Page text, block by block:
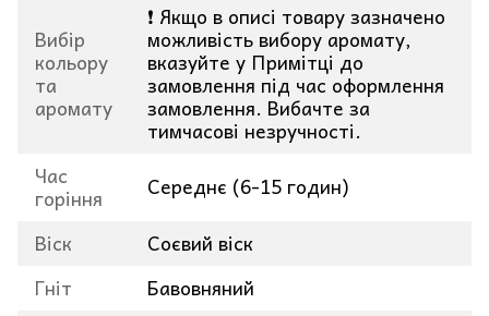
Вибір
кольору
та
аромату
❗ Якщо в описі товару зазначено
можливість вибору аромату,
вказуйте у Примітці до
замовлення під час оформлення
замовлення. Вибачте за
тимчасові незручності.
Час
горіння
Середнє (6-15 годин)
Віск
Соєвий віск
Гніт
Бавовняний